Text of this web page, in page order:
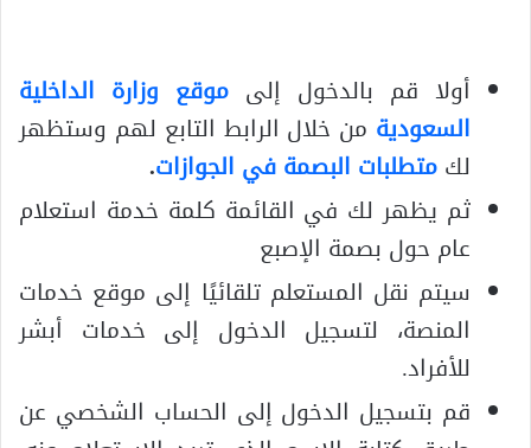
أولا قم بالدخول إلى موقع وزارة الداخلية
السعودية من خلال الرابط التابع لهم وستظهر
لكمتطلبات البصمة في الجوازات.
ثم يظهر لك في القائمة كلمة خدمة استعلام
عام حول بصمة الإصبع
سيتم نقل المستعلم تلقائيًا إلى موقع خدمات
المنصة، لتسجيل الدخول إلى خدمات أبشر
للأفراد.
قم بتسجيل الدخول إلى الحساب الشخصي عن